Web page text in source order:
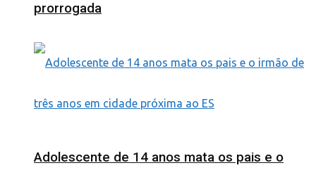
prorrogada
Adolescente de 14 anos mata os pais e o